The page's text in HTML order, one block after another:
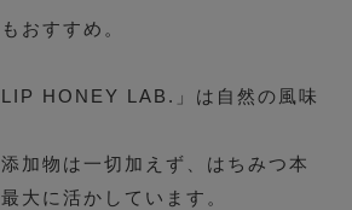
おすすめ。
HONEY LAB.」は自然の風味
加物は一切加えず、はちみつ本
大に活かしています。